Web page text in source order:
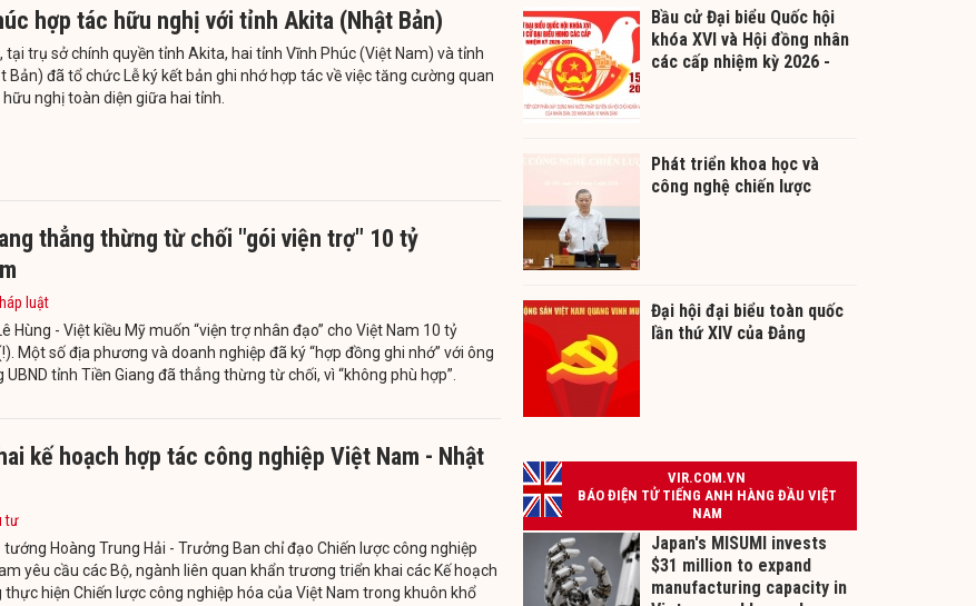
hợp tác hữu nghị với tỉnh Akita (Nhật Bản)
tại trụ sở chính quyền tỉnh Akita, hai tỉnh Vĩnh Phúc (Việt Nam) và tỉnh
Bản) đã tổ chức Lễ ký kết bản ghi nhớ hợp tác về việc tăng cường quan
hữu nghị toàn diện giữa hai tỉnh.
thẳng thừng từ chối "gói viện trợ" 10 tỷ
luật
Hùng - Việt kiều Mỹ muốn “viện trợ nhân đạo” cho Việt Nam 10 tỷ
Một số địa phương và doanh nghiệp đã ký “hợp đồng ghi nhớ” với ông
UBND tỉnh Tiền Giang đã thẳng thừng từ chối, vì “không phù hợp”.
kế hoạch hợp tác công nghiệp Việt Nam - Nhật
tư
tướng Hoàng Trung Hải - Trưởng Ban chỉ đạo Chiến lược công nghiệp
yêu cầu các Bộ, ngành liên quan khẩn trương triển khai các Kế hoạch
thực hiện Chiến lược công nghiệp hóa của Việt Nam trong khuôn khổ
Bầu cử Đại biểu Quốc hội
khóa XVI và Hội đồng nhân
các cấp nhiệm kỳ 2026 -
Phát triển khoa học và
công nghệ chiến lược
Đại hội đại biểu toàn quốc
lần thứ XIV của Đảng